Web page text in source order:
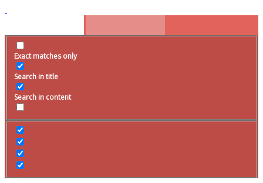
Exact matches only
Search in title
Search in content